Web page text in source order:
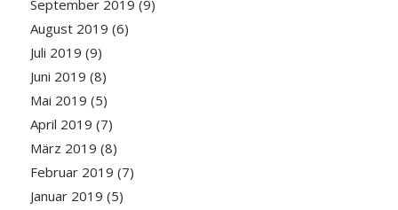
September 2019 (9)
August 2019 (6)
Juli 2019 (9)
Juni 2019 (8)
Mai 2019 (5)
April 2019 (7)
März 2019 (8)
Februar 2019 (7)
Januar 2019 (5)